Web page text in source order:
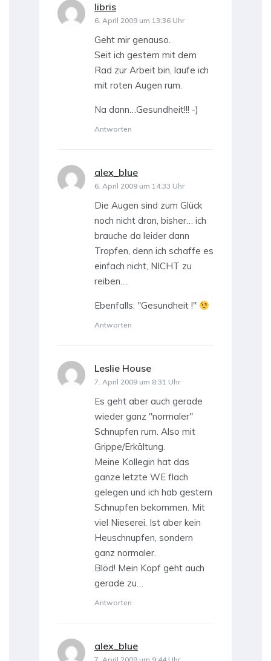
libris
6. April 2009 um 13:36 Uhr
Geht mir genauso.
Seit ich gestern mit dem
Rad zur Arbeit bin, laufe ich
mit roten Augen rum.
Na dann…Gesundheit!!! -)
Antworten
alex_blue
6. April 2009 um 14:33 Uhr
Die Augen sind zum Glück
noch nicht dran, bisher… ich
brauche da leider dann
Tropfen, denn ich schaffe es
einfach nicht, NICHT zu
reiben….
Ebenfalls: "Gesundheit !"
Antworten
Leslie House
7. April 2009 um 8:31 Uhr
Es geht aber auch gerade
wieder ganz "normaler"
Schnupfen rum. Also mit
Grippe/Erkältung.
Meine Kollegin hat das
ganze letzte WE flach
gelegen und ich hab gestern
Schnupfen bekommen. Mit
viel Nieserei. Ist aber kein
Heuschnupfen, sondern
ganz normaler.
Blöd! Mein Kopf geht auch
gerade zu…
Antworten
alex_blue